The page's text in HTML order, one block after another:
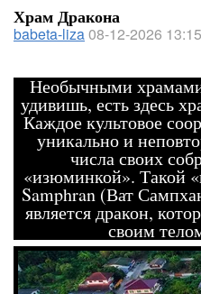
Храм Дракона
babeta-liza08-12-2026 13:15
Необычными
удивишь, есть здесь
Каждое культовое
уникально и
числа своих
«изюминкой». Такой
Samphran (Ват
является дракон,
своим